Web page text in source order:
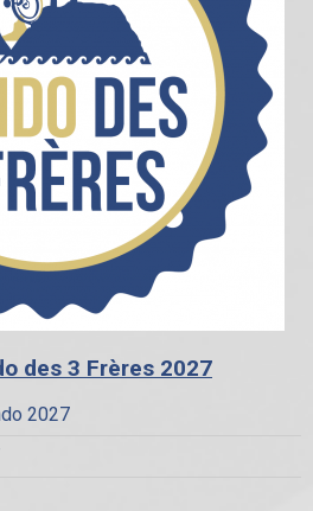
des 3 Frères 2027
2027